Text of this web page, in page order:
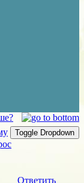
Toggle Dropdown
Ответить